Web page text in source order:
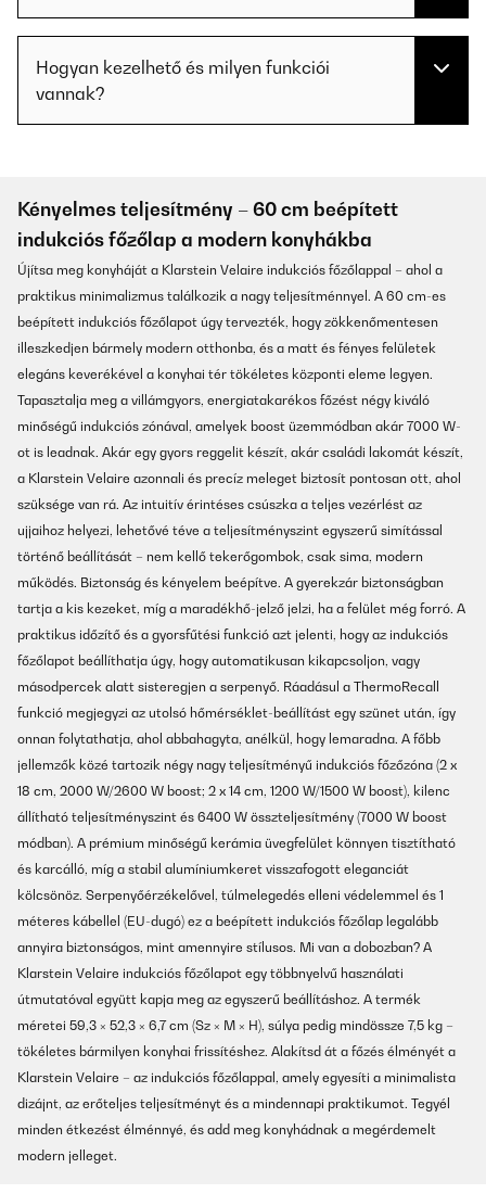
Hogyan kezelhető és milyen funkciói
vannak?
Kényelmes teljesítmény – 60 cm beépített
indukciós főzőlap a modern konyhákba
Újítsa meg konyháját a Klarstein Velaire indukciós főzőlappal – ahol a
praktikus minimalizmus találkozik a nagy teljesítménnyel. A 60 cm-es
beépített indukciós főzőlapot úgy tervezték, hogy zökkenőmentesen
illeszkedjen bármely modern otthonba, és a matt és fényes felületek
elegáns keverékével a konyhai tér tökéletes központi eleme legyen.
Tapasztalja meg a villámgyors, energiatakarékos főzést négy kiváló
minőségű indukciós zónával, amelyek boost üzemmódban akár 7000 W-
ot is leadnak. Akár egy gyors reggelit készít, akár családi lakomát készít,
a Klarstein Velaire azonnali és precíz meleget biztosít pontosan ott, ahol
szüksége van rá. Az intuitív érintéses csúszka a teljes vezérlést az
ujjaihoz helyezi, lehetővé téve a teljesítményszint egyszerű simítással
történő beállítását – nem kellő tekerőgombok, csak sima, modern
működés. Biztonság és kényelem beépítve. A gyerekzár biztonságban
tartja a kis kezeket, míg a maradékhő-jelző jelzi, ha a felület még forró. A
praktikus időzítő és a gyorsfűtési funkció azt jelenti, hogy az indukciós
főzőlapot beállíthatja úgy, hogy automatikusan kikapcsoljon, vagy
másodpercek alatt sisteregjen a serpenyő. Ráadásul a ThermoRecall
funkció megjegyzi az utolsó hőmérséklet-beállítást egy szünet után, így
onnan folytathatja, ahol abbahagyta, anélkül, hogy lemaradna. A főbb
jellemzők közé tartozik négy nagy teljesítményű indukciós főzőzóna (2 x
18 cm, 2000 W/2600 W boost; 2 x 14 cm, 1200 W/1500 W boost), kilenc
állítható teljesítményszint és 6400 W összteljesítmény (7000 W boost
módban). A prémium minőségű kerámia üvegfelület könnyen tisztítható
és karcálló, míg a stabil alumíniumkeret visszafogott eleganciát
kölcsönöz. Serpenyőérzékelővel, túlmelegedés elleni védelemmel és 1
méteres kábellel (EU-dugó) ez a beépített indukciós főzőlap legalább
annyira biztonságos, mint amennyire stílusos. Mi van a dobozban? A
Klarstein Velaire indukciós főzőlapot egy többnyelvű használati
útmutatóval együtt kapja meg az egyszerű beállításhoz. A termék
méretei 59,3 × 52,3 × 6,7 cm (Sz × M × H), súlya pedig mindössze 7,5 kg –
tökéletes bármilyen konyhai frissítéshez. Alakítsd át a főzés élményét a
Klarstein Velaire – az indukciós főzőlappal, amely egyesíti a minimalista
dizájnt, az erőteljes teljesítményt és a mindennapi praktikumot. Tegyél
minden étkezést élménnyé, és add meg konyhádnak a megérdemelt
modern jelleget.